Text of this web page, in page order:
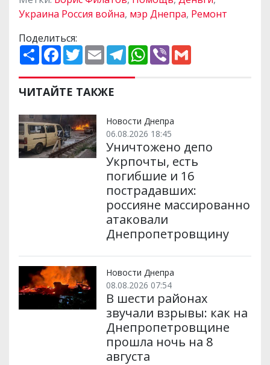
Украина Россия война, мэр Днепра, Ремонт
Поделиться:
П
о
и
р
и
и
F
a
e
b
o
k
T
w
t
t
e
E
m
i
l
T
e
e
m
W
h
p
V
ЧИТАЙТЕ ТАКЖЕ
Новости Днепра
06.08.2026 18:45
Уничтожено депо
Укрпочты, есть
погибшие и 16
пострадавших:
россияне массированно
атаковали
Днепропетровщину
Новости Днепра
08.08.2026 07:54
В шести районах
звучали взрывы: как на
Днепропетровщине
прошла ночь на 8
августа